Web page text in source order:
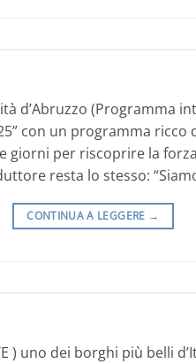
d’Abruzzo (Programma
con un programma
giorni per riscoprire la
resta lo stesso:
CONTINUA A LEGGERE →
) uno dei borghi più belli